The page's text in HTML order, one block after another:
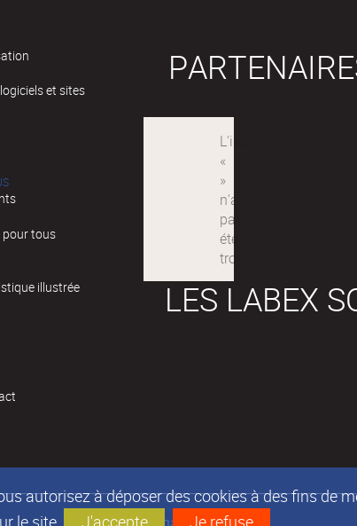
autorisez à déposer des cookies à des fins de
le site.
J'accepte Je refuse
et sites
pour tous
illustrée
LES LABEX